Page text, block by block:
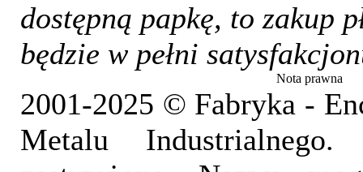
dostępną papkę, to zakup
będzie w pełni
Nota prawna
2001-2025 © Fabryka -
Metalu